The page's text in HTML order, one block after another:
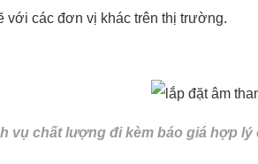
với các đơn vị khác trên thị trường.
vụ chất lượng đi kèm báo giá hợp